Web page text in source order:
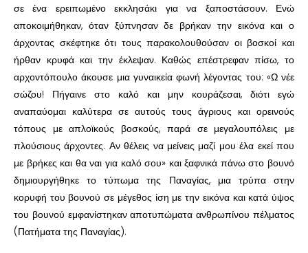
σε ένα ερειπωμένο εκκλησάκι για να ξαποστάσουν. Ενώ
αποκοιμήθηκαν, όταν ξύπνησαν δε βρήκαν την εικόνα και ο
άρχοντας σκέφτηκε ότι τους παρακολουθούσαν οι βοσκοί και
ήρθαν κρυφά και την έκλεψαν. Καθώς επέστρεφαν πίσω, το
αρχοντόπουλο άκουσε μια γυναικεία φωνή λέγοντας του: «Ω νέε
σώζου! Πήγαινε στο καλό και μην κουράζεσαι, διότι εγώ
αναπαύομαι καλύτερα σε αυτούς τους άγριους και ορεινούς
τόπους με απλοϊκούς βοσκούς, παρά σε μεγαλουπόλεις με
πλούσιους άρχοντες. Αν θέλεις να μείνεις μαζί μου έλα εκεί που
με βρήκες και θα ναι για καλό σου» και ξαφνικά πάνω στο βουνό
δημιουργήθηκε το τύπωμα της Παναγίας, μια τρύπα στην
κορυφή του βουνού σε μέγεθος ίση με την εικόνα και κατά ύψος
του βουνού εμφανίστηκαν αποτυπώματα ανθρωπίνου πέλματος
(Πατήματα της Παναγίας).